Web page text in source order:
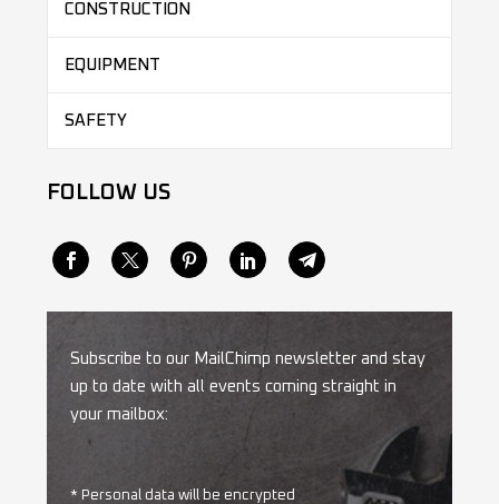
CONSTRUCTION
EQUIPMENT
SAFETY
FOLLOW US
Subscribe to our MailChimp newsletter and stay
up to date with all events coming straight in
your mailbox:
* Personal data will be encrypted